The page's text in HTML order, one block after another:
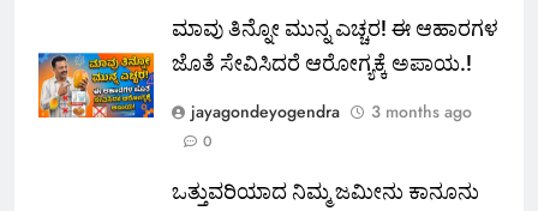
ಮಾವು ತಿನ್ನೋ ಮುನ್ನ ಎಚ್ಚರ! ಈ ಆಹಾರಗಳ
ಜೊತೆ ಸೇವಿಸಿದರೆ ಆರೋಗ್ಯಕ್ಕೆ ಅಪಾಯ.!
jayagondeyogendra
3 months ago
0
ಒತ್ತುವರಿಯಾದ ನಿಮ್ಮ ಜಮೀನು ಕಾನೂನು